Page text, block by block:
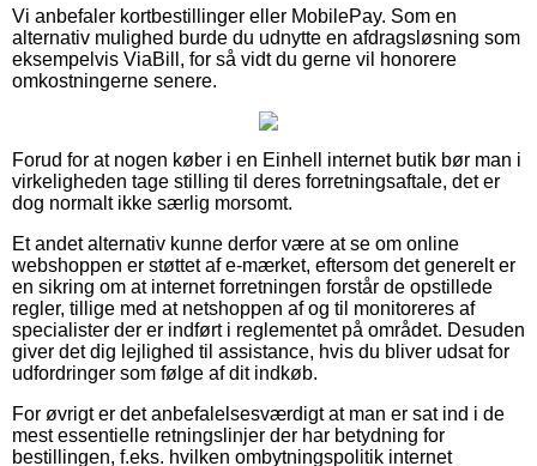
Vi anbefaler kortbestillinger eller MobilePay. Som en
alternativ mulighed burde du udnytte en afdragsløsning som
eksempelvis ViaBill, for så vidt du gerne vil honorere
omkostningerne senere.
Forud for at nogen køber i en Einhell internet butik bør man i
virkeligheden tage stilling til deres forretningsaftale, det er
dog normalt ikke særlig morsomt.
Et andet alternativ kunne derfor være at se om online
webshoppen er støttet af e-mærket, eftersom det generelt er
en sikring om at internet forretningen forstår de opstillede
regler, tillige med at netshoppen af og til monitoreres af
specialister der er indført i reglementet på området. Desuden
giver det dig lejlighed til assistance, hvis du bliver udsat for
udfordringer som følge af dit indkøb.
For øvrigt er det anbefalelsesværdigt at man er sat ind i de
mest essentielle retningslinjer der har betydning for
bestillingen, f.eks. hvilken ombytningspolitik internet